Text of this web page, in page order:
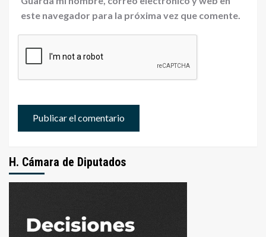
este navegador para la próxima vez que comente.
H. Cámara de Diputados